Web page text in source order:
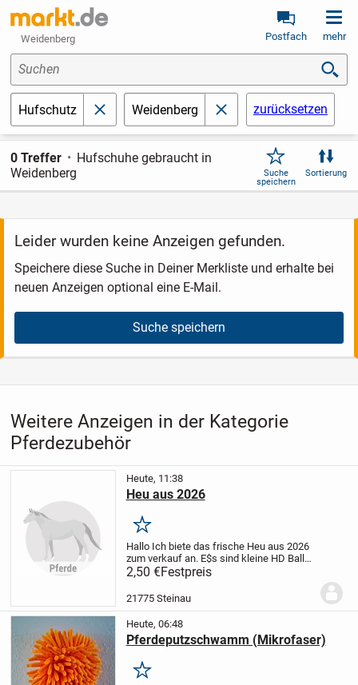
Weidenberg Postfach mehr
Suchen
Hufschutz schließenWeidenberg schließenzurücksetzen
0 Treffer
Hufschuhe gebraucht in
Weidenberg
Suche
speichern
Sortierung
Leider wurden keine Anzeigen gefunden.
Speichere diese Suche in Deiner Merkliste und erhalte bei
neuen Anzeigen optional eine E-Mail.
Suche speichern
Weitere Anzeigen in der Kategorie
Pferdezubehör
Heute, 11:38
Heu aus 2026
Merken
Hallo Ich biete das frische Heu aus 2026
zum verkauf an. E$s sind kleine HD Ballen
mit der Claas Markant 40 eprest.
2,50 €Festpreis
21775 Steinau
Heute, 06:48
Pferdeputzschwamm (Mikrofaser)
Merken